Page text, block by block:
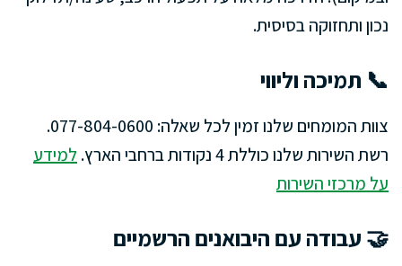
נכון ותחזוקה בסיסית.
📞 תמיכה וליווי
צוות המומחים שלנו זמין לכל שאלה: 077-804-0600.
רשת השירות שלנו כוללת 4 נקודות ברחבי הארץ.
למידע
על מרכזי השירות
🤝 עבודה עם היבואנים הרשמיים